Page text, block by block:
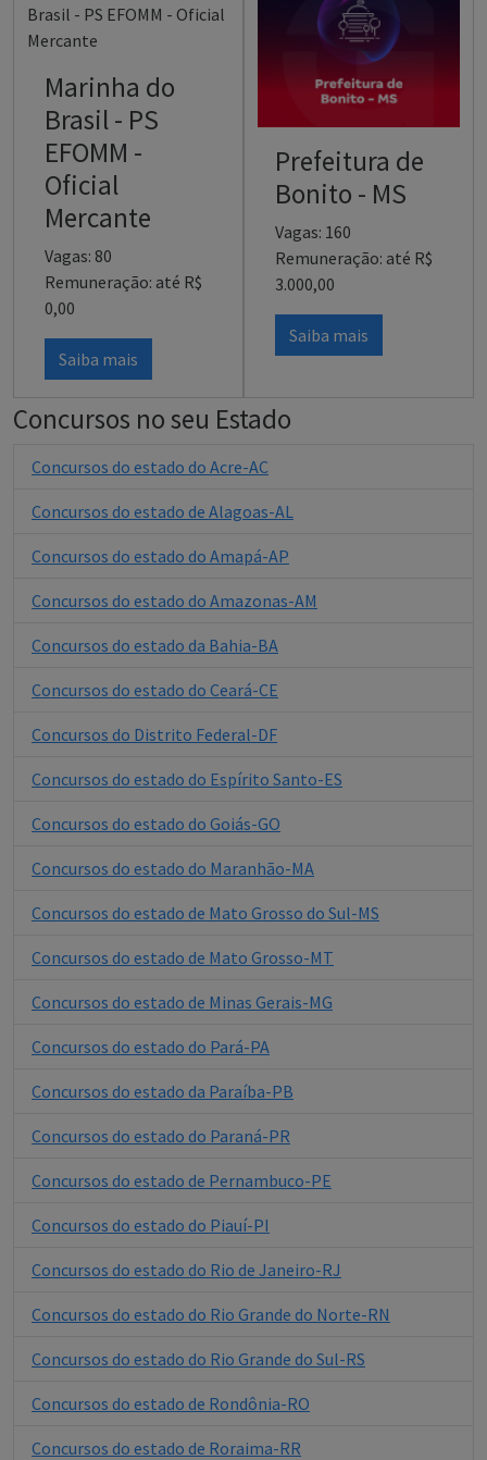
Marinha do
Brasil - PS
EFOMM -
Oficial
Mercante
Vagas: 80
Remuneração: até R$
0,00
Saiba mais
Prefeitura de
Bonito - MS
Vagas: 160
Remuneração: até R$
3.000,00
Saiba mais
Concursos no seu Estado
Concursos do estado do Acre-AC
Concursos do estado de Alagoas-AL
Concursos do estado do Amapá-AP
Concursos do estado do Amazonas-AM
Concursos do estado da Bahia-BA
Concursos do estado do Ceará-CE
Concursos do Distrito Federal-DF
Concursos do estado do Espírito Santo-ES
Concursos do estado do Goiás-GO
Concursos do estado do Maranhão-MA
Concursos do estado de Mato Grosso do Sul-MS
Concursos do estado de Mato Grosso-MT
Concursos do estado de Minas Gerais-MG
Concursos do estado do Pará-PA
Concursos do estado da Paraíba-PB
Concursos do estado do Paraná-PR
Concursos do estado de Pernambuco-PE
Concursos do estado do Piauí-PI
Concursos do estado do Rio de Janeiro-RJ
Concursos do estado do Rio Grande do Norte-RN
Concursos do estado do Rio Grande do Sul-RS
Concursos do estado de Rondônia-RO
Concursos do estado de Roraima-RR